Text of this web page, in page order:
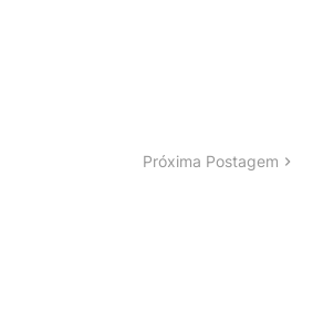
Próxima Postagem